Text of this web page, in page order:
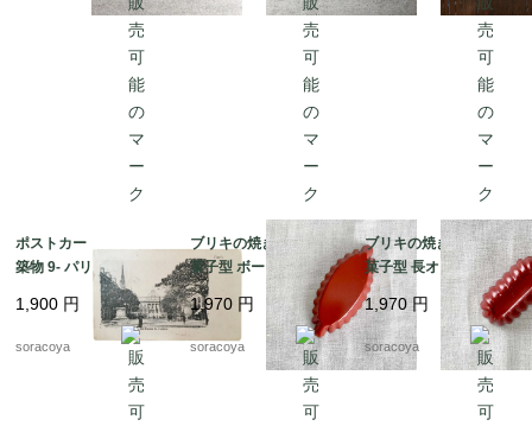
ポストカード -パリの建
築物 9- パリ司法宮_ 12
1,900 円
soracoya
ブリキの焼き型 焼き
菓子型 ボート赤 12KW
cn81-2
1,970 円
soracoya
ブリキの焼き型 焼き
菓子型 長オーバル
（赤） 12KWcn81-6
1,970円
soracoya